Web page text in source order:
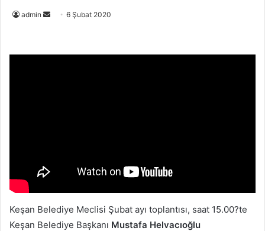
admin
Bir
göndermek
6 Şubat 2020
Keşan Belediye Meclisi Şubat ayı toplantısı, saat 15.00?te
Keşan Belediye Başkanı Mustafa Helvacıoğlu